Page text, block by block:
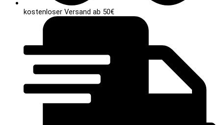
kostenloser Versand ab 50€